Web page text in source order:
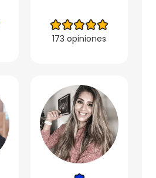
173 opiniones